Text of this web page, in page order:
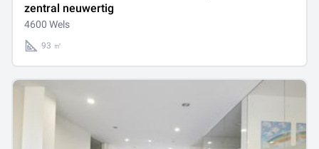
zentral neuwertig
4600 Wels
93 ㎡